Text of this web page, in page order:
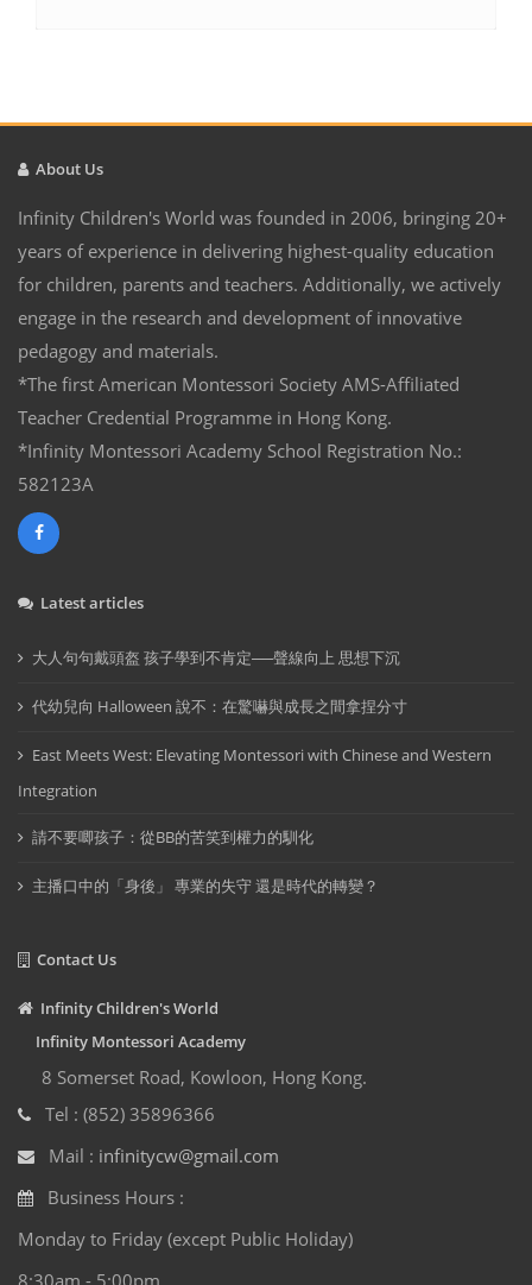
About Us
Infinity Children's World was founded in 2006, bringing 20+
years of experience in delivering highest-quality education
for children, parents and teachers. Additionally, we actively
engage in the research and development of innovative
pedagogy and materials.
*The first American Montessori Society AMS-Affiliated
Teacher Credential Programme in Hong Kong.
*Infinity Montessori Academy School Registration No.:
582123A
Latest articles
大人句句戴頭盔 孩子學到不肯定──聲線向上 思想下沉
代幼兒向 Halloween 說不：在驚嚇與成長之間拿捏分寸
East Meets West: Elevating Montessori with Chinese and Western
Integration
請不要唧孩子：從BB的苦笑到權力的馴化
主播口中的「身後」 專業的失守 還是時代的轉變？
Contact Us
Infinity Children's World
Infinity Montessori Academy
8 Somerset Road, Kowloon, Hong Kong.
Tel : (852) 35896366
Mail : infinitycw@gmail.com
Business Hours :
Monday to Friday (except Public Holiday)